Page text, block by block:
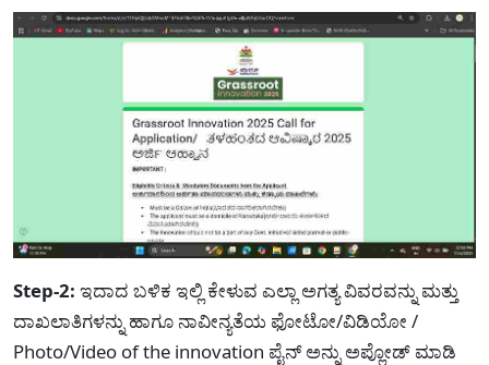
Step-2: ಇದಾದ ಬಳಿಕ ಇಲ್ಲಿ ಕೇಳುವ ಎಲ್ಲಾ ಅಗತ್ಯ ವಿವರವನ್ನು ಮತ್ತು
ದಾಖಲಾತಿಗಳನ್ನು ಹಾಗೂ ನಾವೀನ್ಯತೆಯ ಫೋಟೋ/ವಿಡಿಯೋ /
Photo/Video of the innovation ಪೈನ್ ಅನ್ನು ಅಪ್ಲೋಡ್ ಮಾಡಿ